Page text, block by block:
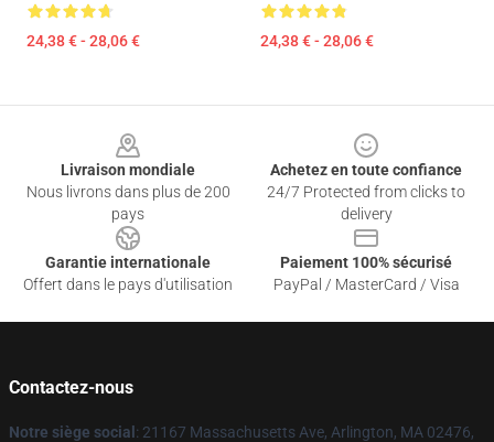
24,38 € - 28,06 € 24,38 € - 28,06 €
Livraison mondiale
Nous livrons dans plus de 200
pays
Achetez en toute confiance
24/7 Protected from clicks to
delivery
Garantie internationale
Offert dans le pays d'utilisation
Paiement 100% sécurisé
PayPal / MasterCard / Visa
Contactez-nous
Notre siège social : 21167 Massachusetts Ave, Arlington, MA 02476,